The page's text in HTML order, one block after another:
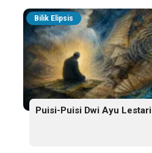
Bilik Elipsis
Puisi-Puisi Dwi Ayu Lestari